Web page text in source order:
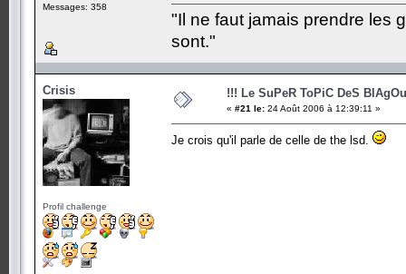
Messages: 358
"Il ne faut jamais prendre les
sont."
Crisis
Profil challenge
!!! Le SuPeR ToPiC DeS
« #21 le: 24 Août 2006 à 12:39:11 »
Je crois qu'il parle de celle de the lsd.